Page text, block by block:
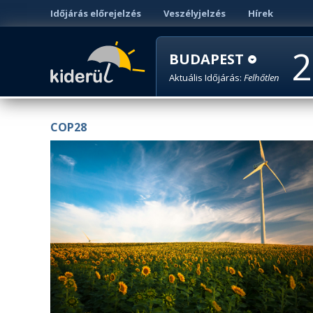
Időjárás előrejelzés Veszélyjelzés Hírek
BUDAPEST
Aktuális Időjárás: Felhőtlen
COP28